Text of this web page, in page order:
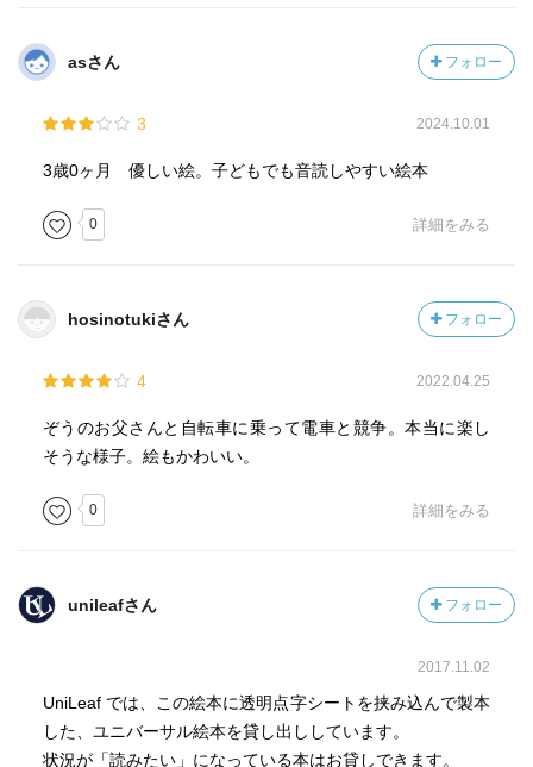
asさん フォロー
3 2024.10.01
3歳0ヶ月 優しい絵。子どもでも音読しやすい絵本
0 詳細をみる
hosinotukiさん フォロー
4 2022.04.25
ぞうのお父さんと自転車に乗って電車と競争。本当に楽し
そうな様子。絵もかわいい。
0 詳細をみる
unileafさん フォロー
2017.11.02
UniLeaf では、この絵本に透明点字シートを挟み込んで製本
した、ユニバーサル絵本を貸し出ししています。
状況が「読みたい」になっている本はお貸しできます。